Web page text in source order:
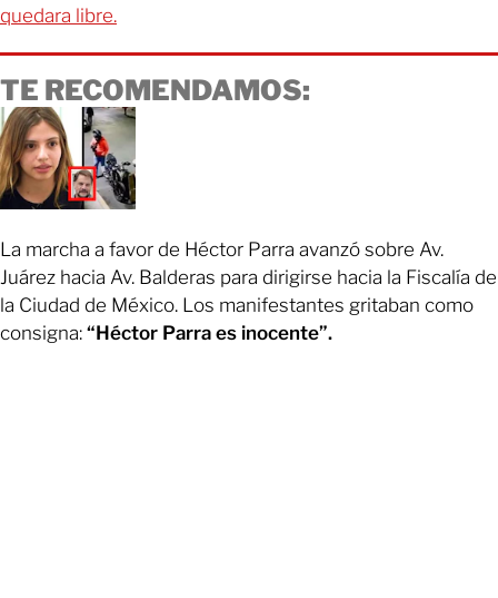
quedara libre.
TE RECOMENDAMOS:
La marcha a favor de Héctor Parra avanzó sobre Av.
Juárez hacia Av. Balderas para dirigirse hacia la Fiscalía de
la Ciudad de México. Los manifestantes gritaban como
consigna: “Héctor Parra es inocente”.